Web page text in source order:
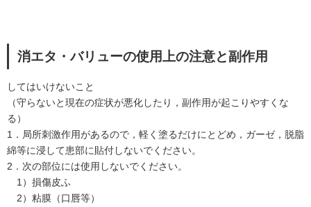
消エタ・バリューの使用上の注意と副作用
してはいけないこと
（守らないと現在の症状が悪化したり，副作用が起こりやすくな
る）
1．局所刺激作用があるので，軽く塗るだけにとどめ，ガーゼ，脱脂
綿等に浸して患部に貼付しないでください。
2．次の部位には使用しないでください。
1）損傷皮ふ
2）粘膜（口唇等）